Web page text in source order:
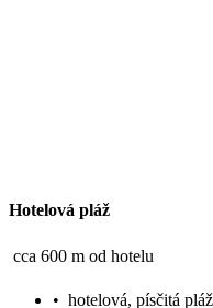
Hotelová pláž
cca 600 m od hotelu
• hotelová, písčitá